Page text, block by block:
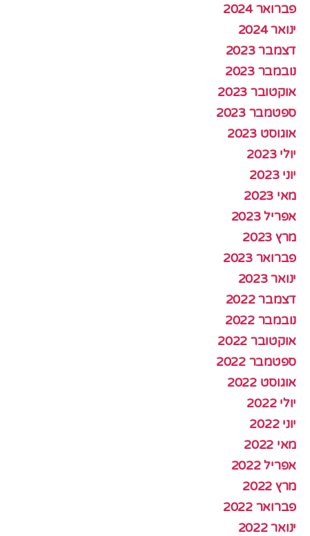
פברואר 2024
ינואר 2024
דצמבר 2023
נובמבר 2023
אוקטובר 2023
ספטמבר 2023
אוגוסט 2023
יולי 2023
יוני 2023
מאי 2023
אפריל 2023
מרץ 2023
פברואר 2023
ינואר 2023
דצמבר 2022
נובמבר 2022
אוקטובר 2022
ספטמבר 2022
אוגוסט 2022
יולי 2022
יוני 2022
מאי 2022
אפריל 2022
מרץ 2022
פברואר 2022
ינואר 2022